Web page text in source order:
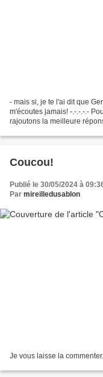
- mais si, je te l'ai dit que
m'écoutes jamais! -.-.-.-.-
rajoutons la meilleure
Coucou!
Publié le 30/05/2024 à
Par mireilledusablon
Je vous laisse la